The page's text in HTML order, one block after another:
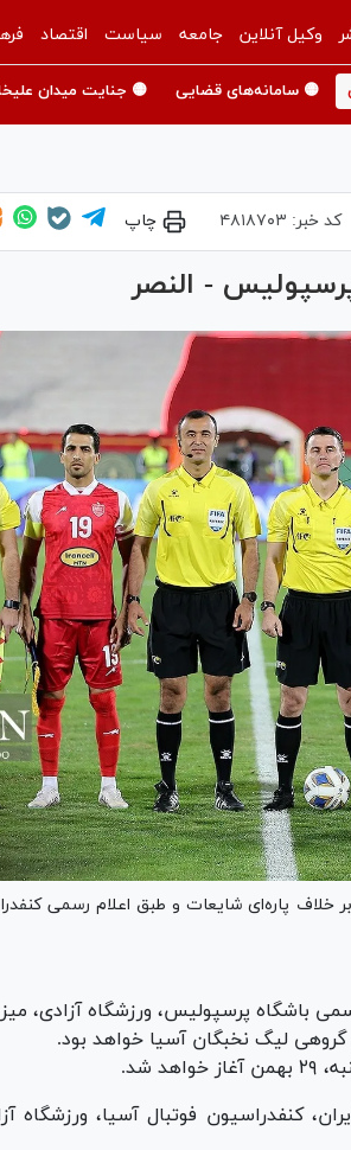
وکیل آنلاین جامعه سیاست اقتصاد
🟡 سامانه‌های قضایی 🟡 جنایت میدان
کد خبر: ۴۸۱۸۷۰۳ چاپ
- النصر
پاره‌ای شایعات و طبق اعلام رسمی
باشگاه پرسپولیس، ورزشگاه آزادی،
گروهی لیگ نخبگان آسیا خواهد بود.
کنفدراسیون فوتبال آسیا، ورزشگاه